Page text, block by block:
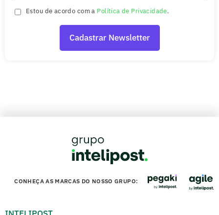
Estou de acordo com a Política de Privacidade.
CONHEÇA AS MARCAS DO NOSSO GRUPO: